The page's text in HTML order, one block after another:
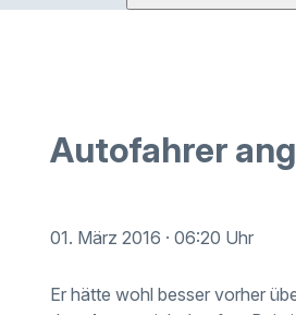
Autofahrer
01. März 2016 · 06:20 Uhr
Er hätte wohl besser vorher